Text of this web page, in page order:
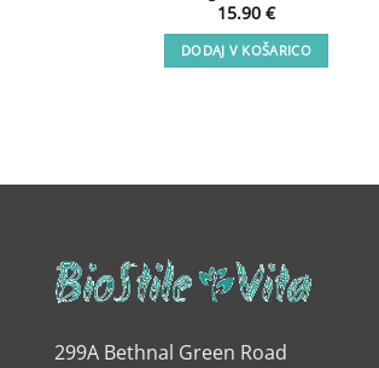
15.90 €
DODAJ V KOŠARICO
299A Bethnal Green Road